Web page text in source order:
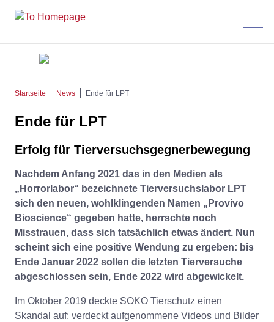
Menü
Startseite News Ende für LPT
Ende für LPT
Erfolg für Tierversuchsgegnerbewegung
Nachdem Anfang 2021 das in den Medien als
„Horrorlabor“ bezeichnete Tierversuchslabor LPT
sich den neuen, wohlklingenden Namen „Provivo
Bioscience“ gegeben hatte, herrschte noch
Misstrauen, dass sich tatsächlich etwas ändert. Nun
scheint sich eine positive Wendung zu ergeben: bis
Ende Januar 2022 sollen die letzten Tierversuche
abgeschlossen sein, Ende 2022 wird abgewickelt.
Im Oktober 2019 deckte SOKO Tierschutz einen
Skandal auf: verdeckt aufgenommene Videos und Bilder